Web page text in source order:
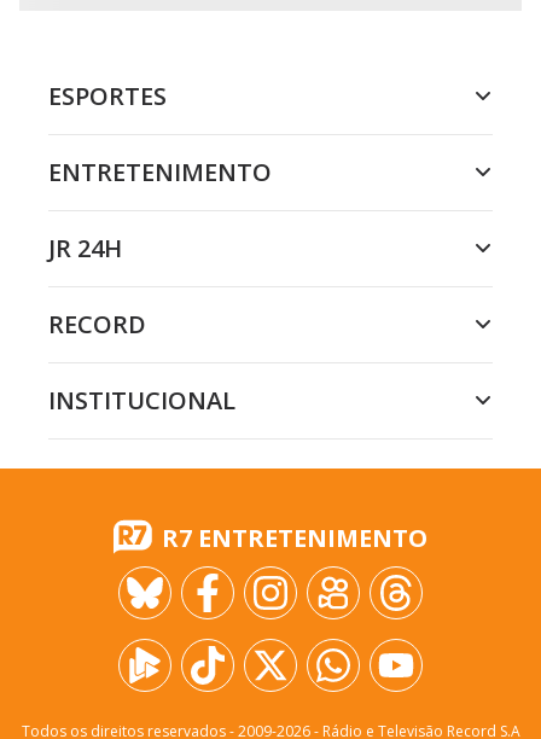
ESPORTES
ENTRETENIMENTO
JR 24H
RECORD
INSTITUCIONAL
R7 ENTRETENIMENTO
Todos os direitos reservados - 2009-2026- Rádio e Televisão Record S.A